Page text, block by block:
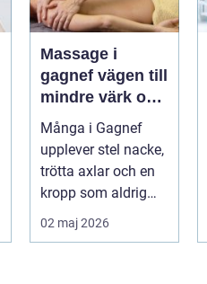
Massage i
gagnef vägen till
mindre värk och
mer
vardagsenergi
Många i Gagnef
upplever stel nacke,
trötta axlar och en
kropp som aldrig
riktigt hinner
återhämta si...
02 maj 2026